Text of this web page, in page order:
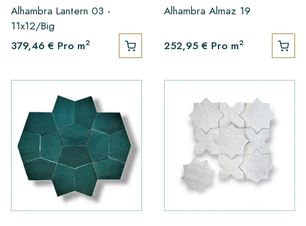
Alhambra Lantern 03 -
11x12/Big
379,46 € Pro m2
Alhambra Almaz 19
252,95 € Pro m2